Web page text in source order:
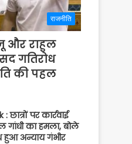
राजनीति
और राहुल
गतिरोध
की पहल
छात्रों पर कार्रवाई
गांधी का हमला, बोले
अन्याय गंभीर